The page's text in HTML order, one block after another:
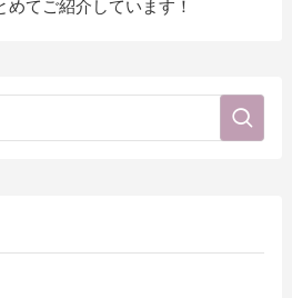
てご紹介しています！